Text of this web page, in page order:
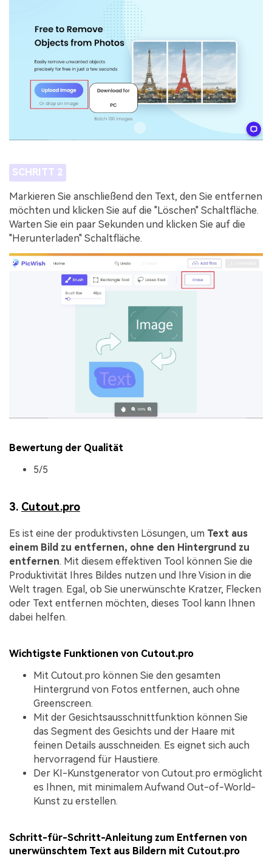
SCHRITT 2
Markieren Sie anschließend den Text, den Sie entfernen
möchten und klicken Sie auf die "Löschen" Schaltfläche.
Warten Sie ein paar Sekunden und klicken Sie auf die
"Herunterladen" Schaltfläche.
Bewertung der Qualität
5/5
3. Cutout.pro
Es ist eine der produktivsten Lösungen, um Text aus
einem Bild zu entfernen, ohne den Hintergrund zu
entfernen. Mit diesem effektiven Tool können Sie die
Produktivität Ihres Bildes nutzen und Ihre Vision in die
Welt tragen. Egal, ob Sie unerwünschte Kratzer, Flecken
oder Text entfernen möchten, dieses Tool kann Ihnen
dabei helfen.
Wichtigste Funktionen von Cutout.pro
Mit Cutout.pro können Sie den gesamten
Hintergrund von Fotos entfernen, auch ohne
Greenscreen.
Mit der Gesichtsausschnittfunktion können Sie
das Segment des Gesichts und der Haare mit
feinen Details ausschneiden. Es eignet sich auch
hervorragend für Haustiere.
Der KI-Kunstgenerator von Cutout.pro ermöglicht
es Ihnen, mit minimalem Aufwand Out-of-World-
Kunst zu erstellen.
Schritt-für-Schritt-Anleitung zum Entfernen von
unerwünschtem Text aus Bildern mit Cutout.pro